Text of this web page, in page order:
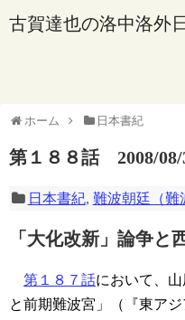
古賀達也の洛中洛外
ホーム 日本書紀
第１８８話 2008/08/
日本書紀, 難波朝廷（難
「大化改新」論争と
第１８７話において、山
と前期難波宮」（『東ア